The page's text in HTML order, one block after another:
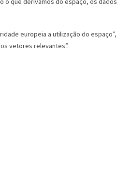
europeia a utilização do
vetores relevantes”.